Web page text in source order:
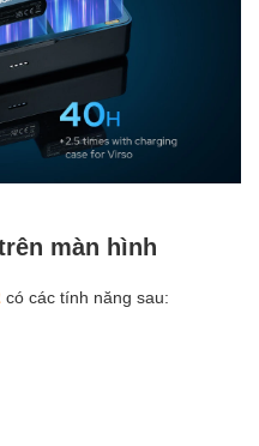
màn hình
có các tính năng sau: